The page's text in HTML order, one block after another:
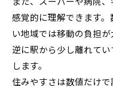
感覚的に理解できます
い地域では移動の負担が
逆に駅から少し離れて
します。
住みやすさは数値だけ